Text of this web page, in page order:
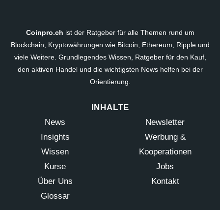
Coinpro.ch ist der Ratgeber für alle Themen rund um
Blockchain, Kryptowährungen wie Bitcoin, Ethereum, Ripple und
viele Weitere. Grundlegendes Wissen, Ratgeber für den Kauf,
den aktiven Handel und die wichtigsten News helfen bei der
Orientierung.
INHALTE
News
Insights
Wissen
Kurse
Über Uns
Glossar
Newsletter
Werbung &
Kooperationen
Jobs
Kontakt